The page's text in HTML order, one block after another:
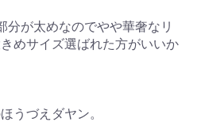
が太めなのでやや華奢なリ
めサイズ選ばれた方がいいか
うづえダヤン。